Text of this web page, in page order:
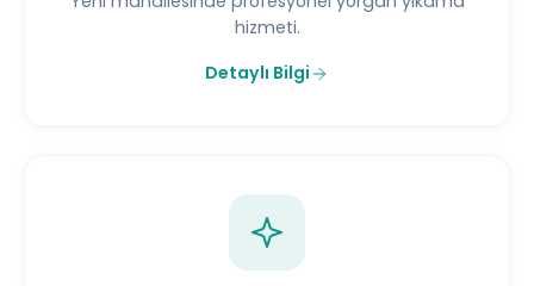
hizmeti.
Detaylı Bilgi